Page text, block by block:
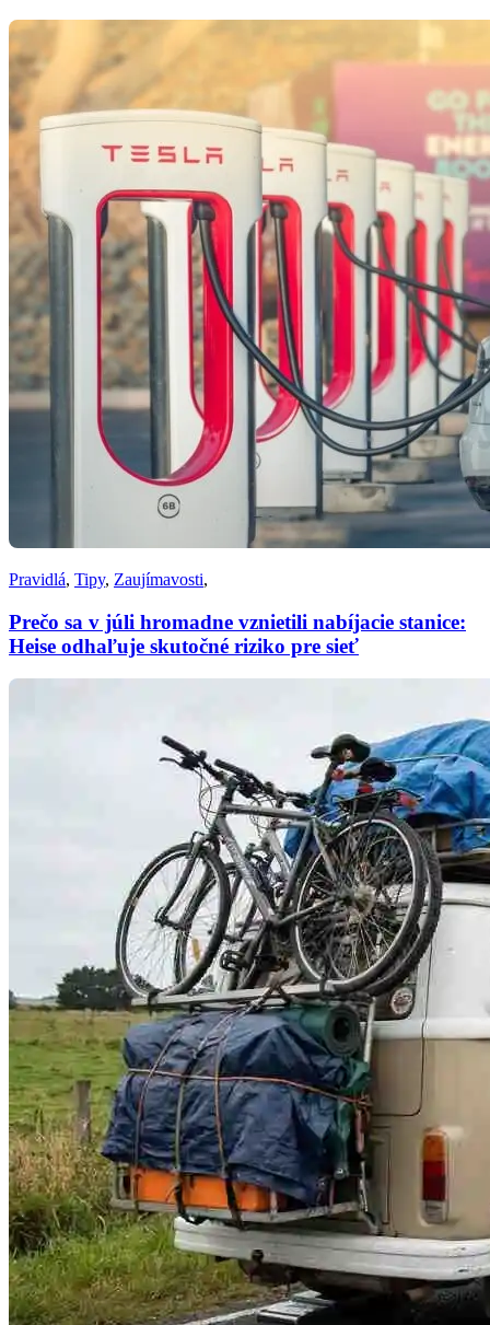
Pravidlá, Tipy, Zaujímavosti,
Prečo sa v júli hromadne vznietili nabíjacie stanice:
Heise odhaľuje skutočné riziko pre sieť